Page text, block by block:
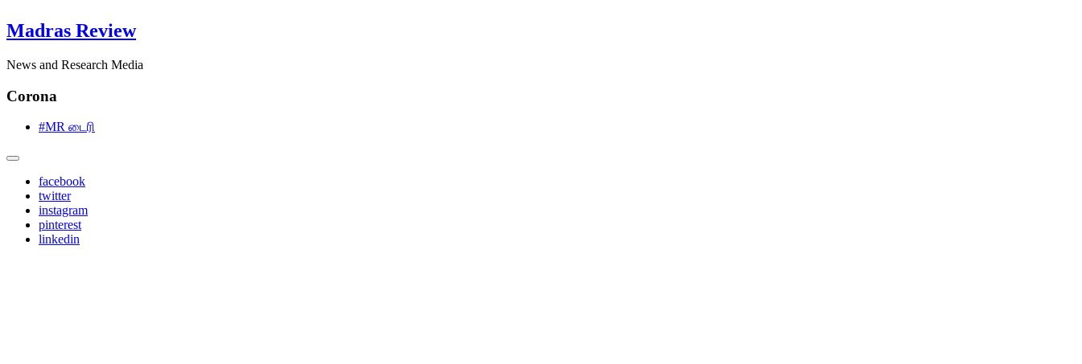
Madras Review
News and Research Media
Corona
#MR டைரி
facebook
twitter
instagram
pinterest
linkedin